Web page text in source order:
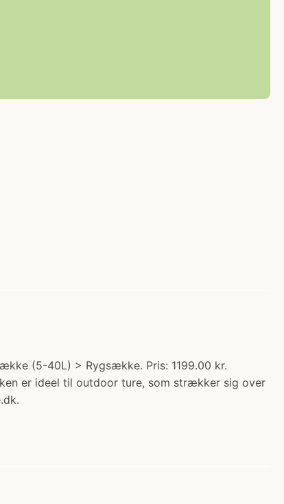
(5-40L) > Rygsække. Pris: 1199.00 kr.
er ideel til outdoor ture, som strækker sig over